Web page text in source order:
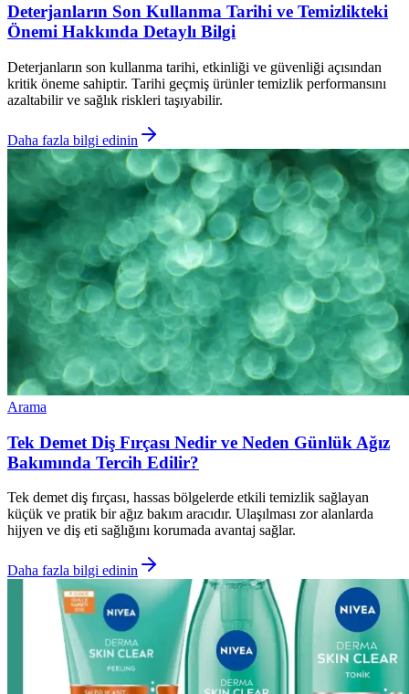
Deterjanların Son Kullanma Tarihi ve Temizlikteki
Önemi Hakkında Detaylı Bilgi
Deterjanların son kullanma tarihi, etkinliği ve güvenliği açısından
kritik öneme sahiptir. Tarihi geçmiş ürünler temizlik performansını
azaltabilir ve sağlık riskleri taşıyabilir.
Daha fazla bilgi edinin
Arama
Tek Demet Diş Fırçası Nedir ve Neden Günlük Ağız
Bakımında Tercih Edilir?
Tek demet diş fırçası, hassas bölgelerde etkili temizlik sağlayan
küçük ve pratik bir ağız bakım aracıdır. Ulaşılması zor alanlarda
hijyen ve diş eti sağlığını korumada avantaj sağlar.
Daha fazla bilgi edinin